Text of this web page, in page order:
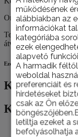
működésének
alábbiakban az
információkat
kategóriába
ezek
alapvető
A harmadik
weboldal
preferenciáit és
hirdetéseket
csak az Ön
letiltja ezeket a
befolyásolhatja
Országos házhoz
Termékeinket
átvenni, hanem
Ezek is érdekelhetik
Kapcsolódó
Kapcsolódó